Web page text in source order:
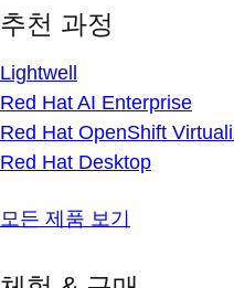
추천 과정
Lightwell
Red Hat AI Enterprise
Red Hat OpenShift
Red Hat Desktop
모든 제품 보기